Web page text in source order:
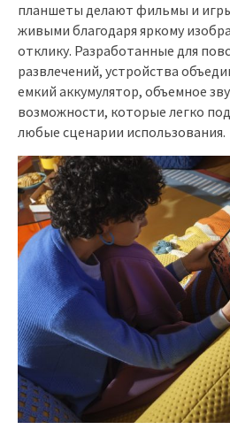
планшеты делают фильмы и
живыми благодаря яркому
отклику. Разработанные для
развлечений, устройства
емкий аккумулятор, объемное
возможности, которые легко
любые сценарии использования.